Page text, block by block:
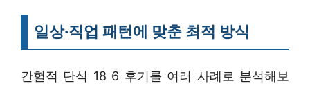
일상·직업 패턴에 맞춘 최적 방식
간헐적 단식 18 6 후기를 여러 사례로 분석해보